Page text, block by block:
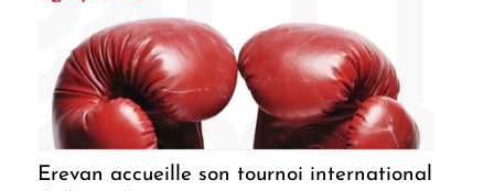
Erevan accueille son tournoi international